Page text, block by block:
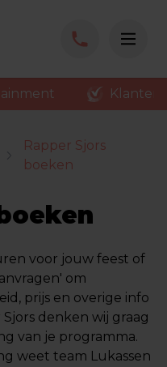
Rapper Sjors
boeken
voor jouw feest of
om
prijs en overige info
denken wij graag
van je programma.
weet team Lukassen